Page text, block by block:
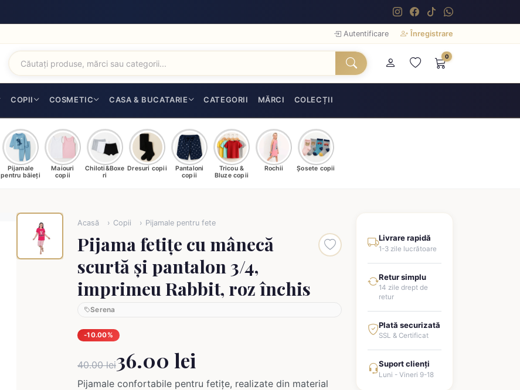
Autentificare Înregistrare
0
COPII COSMETIC CASA & BUCATARIE CATEGORII MĂRCI COLECȚII
Pijamale
pentru băieți
Maiouri
copii
Chiloti&Boxe
ri
Dresuri copii
Pantaloni
copii
Tricou &
Bluze copii
Rochii Șosete copii
Acasă Copii Pijamale pentru fete
Pijama fetițe cu mânecă
scurtă și pantalon 3/4,
imprimeu Rabbit, roz închis
Serena
-10.00%
40.00 lei36.00 lei
Pijamale confortabile pentru fetițe, realizate din material
Livrare rapidă
1-3 zile lucrătoare
Retur simplu
14 zile drept de
retur
Plată securizată
SSL & Certificat
Suport clienți
Luni - Vineri 9-18